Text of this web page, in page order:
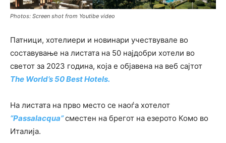
Photos: Screen shot from Youtibe video
Патници, хотелиери и новинари учествувале во
составување на листата на 50 најдобри хотели во
светот за 2023 година, која е објавена на веб сајтот
The World’s 50 Best Hotels.
На листата на прво место се наоѓа хотелот
“Passalacqua”сместен на брегот на езерото Комо во
Италија.